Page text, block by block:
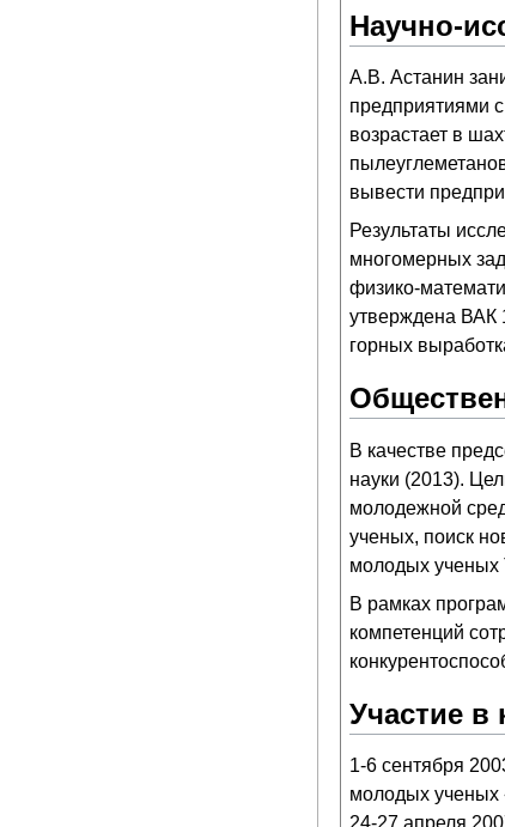
Научно-
А.В. Астанин
предприятиями
возрастает в
вывести
Результаты
многомерных
физико-
утверждена ВАК
горных
В качестве
науки (2013).
молодежной
ученых, поиск
молодых ученых
В рамках
компетенций
Участие в
1-6 сентября
молодых ученых